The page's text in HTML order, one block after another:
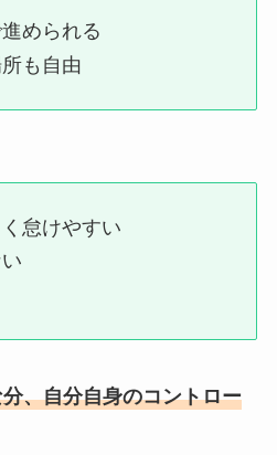
められる
も自由
怠けやすい
、自分自身のコントロー